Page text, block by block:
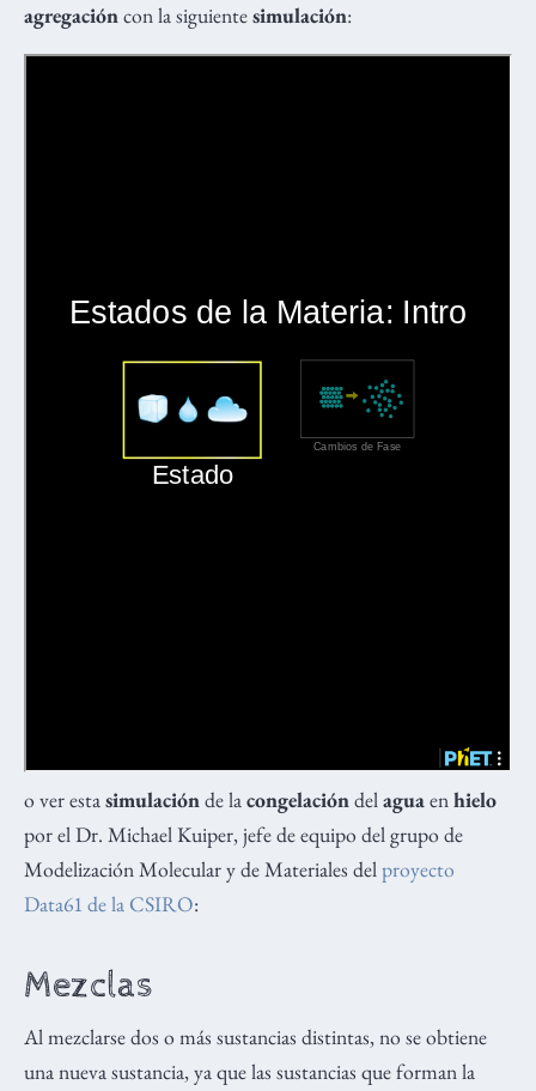
agregacióncon la siguientesimulación:
o ver estasimulaciónde lacongelacióndelaguaenhielo
por el Dr. Michael Kuiper, jefe de equipo del grupo de
Modelización Molecular y de Materiales delproyecto
Data61 de la CSIRO:
Mezclas
Al mezclarse dos o más sustancias distintas, no se obtiene
una nueva sustancia, ya que las sustancias que forman la